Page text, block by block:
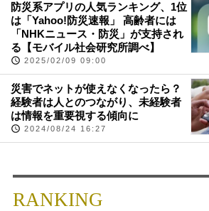
防災系アプリの人気ランキング、1位
は「Yahoo!防災速報」 高齢者には
「NHKニュース・防災」が支持され
る【モバイル社会研究所調べ】
2025/02/09 09:00
災害でネットが使えなくなったら？
経験者は人とのつながり、未経験者
は情報を重要視する傾向に
2024/08/24 16:27
RANKING